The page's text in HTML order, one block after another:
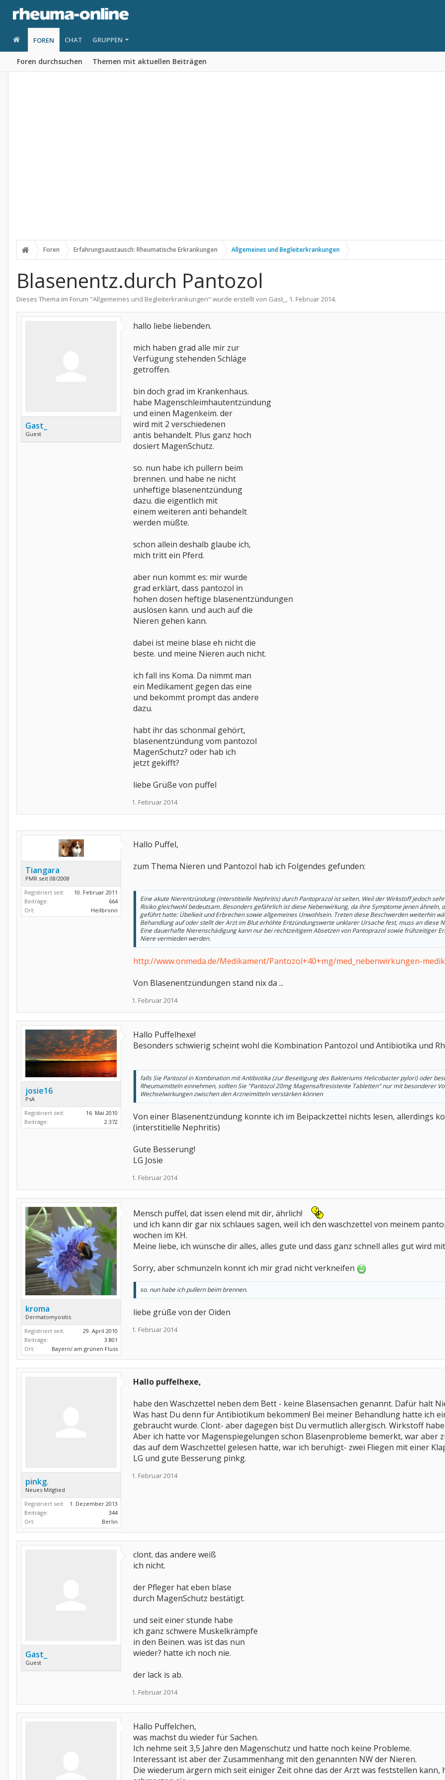
FOREN
Foren durchsuchen Themen mit aktuellen Beiträgen
CHAT GRUPPEN
Foren Erfahrungsaustausch: Rheumatische Erkrankungen Allgemeines und Begleiterkrankungen
Blasenentz.durch Pantozol
Dieses Thema im Forum "Allgemeines und Begleiterkrankungen" wurde erstellt von Gast_ , 1. Februar 2014.
Gast_
Guest
hallo liebe liebenden.
mich haben grad alle mir zur
Verfügung stehenden Schläge
getroffen.
bin doch grad im Krankenhaus.
habe Magenschleimhautentzündung
und einen Magenkeim. der
wird mit 2 verschiedenen
antis behandelt. Plus ganz hoch
dosiert MagenSchutz.
so. nun habe ich pullern beim
brennen. und habe ne nicht
unheftige blasenentzündung
dazu. die eigentlich mit
einem weiteren anti behandelt
werden müßte.
schon allein deshalb glaube ich,
mich tritt ein Pferd.
aber nun kommt es: mir wurde
grad erklärt, dass pantozol in
hohen dosen heftige blasenentzündungen
auslösen kann. und auch auf die
Nieren gehen kann.
dabei ist meine blase eh nicht die
beste. und meine Nieren auch nicht.
ich fall ins Koma. Da nimmt man
ein Medikament gegen das eine
und bekommt prompt das andere
dazu.
habt ihr das schonmal gehört,
blasenentzündung vom pantozol
MagenSchutz? oder hab ich
jetzt gekifft?
liebe Grüße von puffel
1. Februar 2014
Tiangara
PMR seit 08/2008
Registriert seit:
10. Februar 2011
Beiträge:
664
Ort:
Heilbronn
Hallo Puffel,
zum Thema Nieren und Pantozol hab ich Folgendes gefunden:
Eine akute Nierentzündung (interstitielle Nephritis) durch Pantoprazol ist selten. Weil der Wirkstoff jedoch
Risiko gleichwohl bedeutsam. Besonders gefährlich ist diese Nebenwirkung, da ihre Symptome jenen ähneln,
geführt hatte: Übelkeit und Erbrechen sowie allgemeines Unwohlsein. Treten diese Beschwerden weiterhin
Behandlung auf oder stellt der Arzt im Blut erhöhte Entzündungswerte unklarer Ursache fest, muss an diese
Eine dauerhafte Nierenschädigung kann nur bei rechtzeitigem Absetzen von Pantoprazol sowie frühzeitiger
Niere vermieden werden.
http://www.onmeda.de/Medikament/Pantozol+40+mg/med_nebenwirkungen-
Von Blasenentzündungen stand nix da ...
1. Februar 2014
josie16
PsA
Registriert seit:
16. Mai 2010
Beiträge:
2.372
Hallo Puffelhexe!
Besonders schwierig scheint wohl die Kombination Pantozol und Antibiotika und
falls Sie Pantozol in Kombination mit Antibiotika (zur Beseitigung des Bakteriums Helicobacter pylori) oder
Rheumamitteln einnehmen, sollten Sie "Pantozol 20mg Magensaftresistente Tabletten" nur mit besonderer
Wechselwirkungen zwischen den Arzneimitteln verstärken können
Von einer Blasenentzündung konnte ich im Beipackzettel nichts lesen, allerdings
(interstitielle Nephritis)
Gute Besserung!
LG Josie
1. Februar 2014
kroma
Dermatomyositis
Registriert seit:
29. April 2010
Beiträge:
3.801
Ort:
Bayern/ am grünen Fluss
Mensch puffel, dat issen elend mit dir, ährlich!
und ich kann dir gar nix schlaues sagen, weil ich den waschzettel von meinem
wochen im KH.
Meine liebe, ich wünsche dir alles, alles gute und dass ganz schnell alles gut wird
Sorry, aber schmunzeln konnt ich mir grad nicht verkneifen
so. nun habe ich pullern beim brennen.
liebe grüße von der Oiden
1. Februar 2014
pinkg.
Neues Mitglied
Registriert seit:
1. Dezember 2013
Beiträge:
344
Ort:
Berlin
Hallo puffelhexe,
habe den Waschzettel neben dem Bett - keine Blasensachen genannt. Dafür halt
Was hast Du denn für Antibiotikum bekommen! Bei meiner Behandlung hatte ich
gebraucht wurde. Clont- aber dagegen bist Du vermutlich allergisch. Wirkstoff
Aber ich hatte vor Magenspiegelungen schon Blasenprobleme bemerkt, war aber
das auf dem Waschzettel gelesen hatte, war ich beruhigt- zwei Fliegen mit einer
LG und gute Besserung pinkg.
1. Februar 2014
Gast_
Guest
clont. das andere weiß
ich nicht.
der Pfleger hat eben blase
durch MagenSchutz bestätigt.
und seit einer stunde habe
ich ganz schwere Muskelkrämpfe
in den Beinen. was ist das nun
wieder? hatte ich noch nie.
der lack is ab.
1. Februar 2014
Hallo Puffelchen,
was machst du wieder für Sachen.
Ich nehme seit 3,5 Jahre den Magenschutz und hatte noch keine Probleme.
Interessant ist aber der Zusammenhang mit den genannten NW der Nieren.
Die wiederum ärgern mich seit einiger Zeit ohne das der Arzt was feststellen